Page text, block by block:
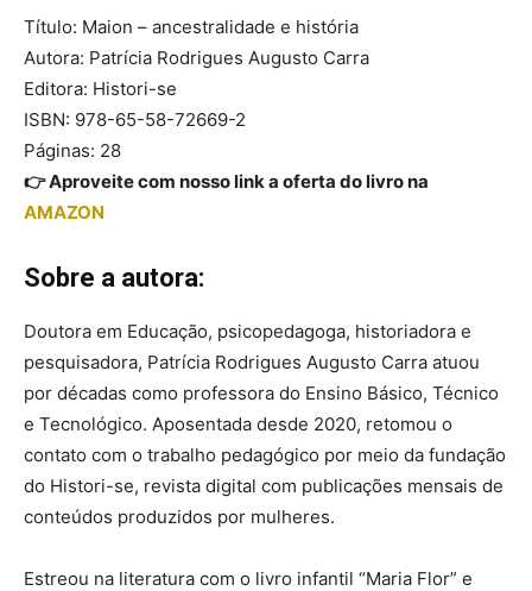
Título: Maion – ancestralidade e história
Autora: Patrícia Rodrigues Augusto Carra
Editora: Histori-se
ISBN: 978-65-58-72669-2
Páginas: 28
👉 Aproveite com nosso link a oferta do livro na
AMAZON
Sobre a autora:
Doutora em Educação, psicopedagoga, historiadora e
pesquisadora, Patrícia Rodrigues Augusto Carra atuou
por décadas como professora do Ensino Básico, Técnico
e Tecnológico. Aposentada desde 2020, retomou o
contato com o trabalho pedagógico por meio da fundação
do Histori-se, revista digital com publicações mensais de
conteúdos produzidos por mulheres.
Estreou na literatura com o livro infantil “Maria Flor” e